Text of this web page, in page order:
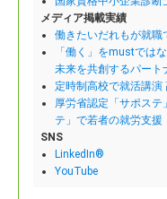
メディア掲載実績
働きたいだれもが就職
「働く」をmustでは
未来を共創するパート
定時制高校で就活講
厚労省認定「サポス
テ」で若者の就労支援
SNS
LinkedIn®
YouTube